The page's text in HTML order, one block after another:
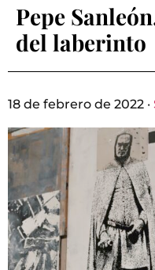
Pepe
del laberinto
18 de febrero de 2022 ·